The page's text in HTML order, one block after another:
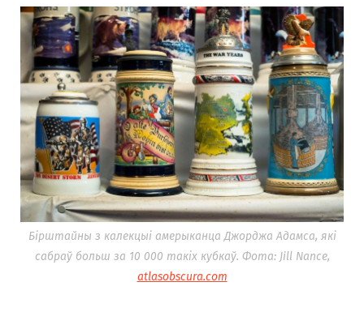
Бірштайны з калекцыі амерыканца Джорджа Адамса, які
сабраў больш за 10 000 такіх кубкаў. Фота: Jill Nance,
atlasobscura.com